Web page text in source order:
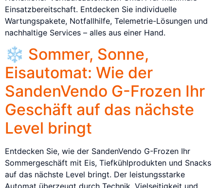
Einsatzbereitschaft. Entdecken Sie individuelle
Wartungspakete, Notfallhilfe, Telemetrie-Lösungen und
nachhaltige Services – alles aus einer Hand.
❄️ Sommer, Sonne,
Eisautomat: Wie der
SandenVendo G-Frozen Ihr
Geschäft auf das nächste
Level bringt
Entdecken Sie, wie der SandenVendo G-Frozen Ihr
Sommergeschäft mit Eis, Tiefkühlprodukten und Snacks
auf das nächste Level bringt. Der leistungsstarke